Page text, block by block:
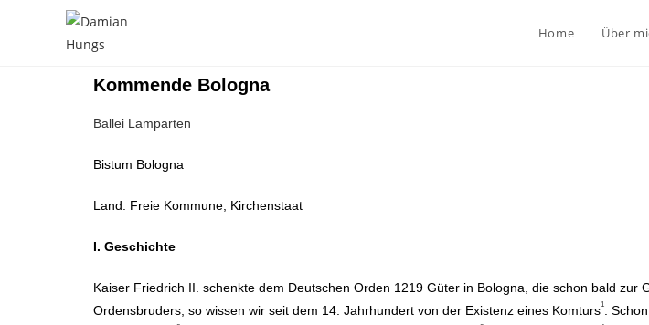
Home Über
Kommende Bologna
Ballei Lamparten
Bistum Bologna
Land: Freie Kommune, Kirchenstaat
I. Geschichte
Kaiser Friedrich II. schenkte dem Deutschen Orden 1219 Güter in Bologna, die schon bald
Ordensbruders, so wissen wir seit dem 14. Jahrhundert von der Existenz eines Komturs1
.